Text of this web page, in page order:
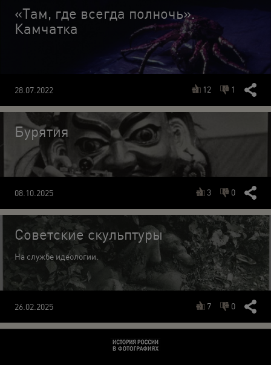
«Там, где всегда полночь».
Камчатка
28.07.2022 12 1
Бурятия
08.10.2025 3 0
Советские скульптуры
На службе идеологии.
26.02.2025 7 0